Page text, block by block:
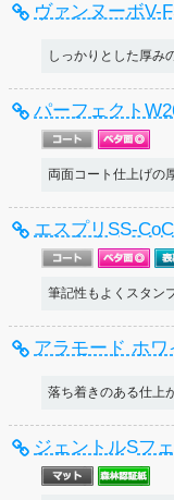
ヴァンヌーボV-
しっかりとした厚み
パーフェクト
両面コート仕上げの
エスプリSS-
筆記性もよくスタン
アラモード ホワ
落ち着きのある仕上
ジェントルSフ